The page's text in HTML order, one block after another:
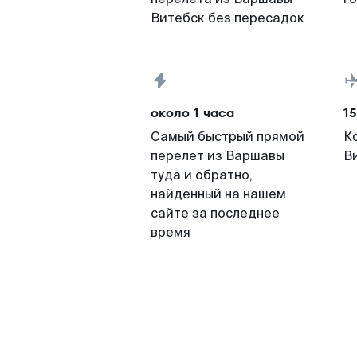
Витебск без пересадок
около 1 часа
Самый быстрый прямой
перелет из Варшавы
туда и обратно,
найденный на нашем
сайте за последнее
время
15